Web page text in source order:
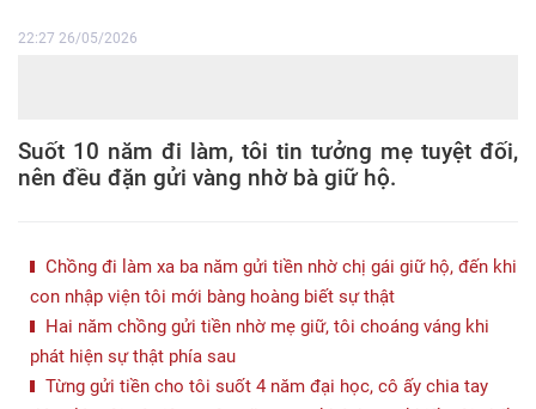
22:27 26/05/2026
Suốt 10 năm đi làm, tôi tin tưởng mẹ tuyệt đối,
nên đều đặn gửi vàng nhờ bà giữ hộ.
Chồng đi làm xa ba năm gửi tiền nhờ chị gái giữ hộ, đến khi
con nhập viện tôi mới bàng hoàng biết sự thật
Hai năm chồng gửi tiền nhờ mẹ giữ, tôi choáng váng khi
phát hiện sự thật phía sau
Từng gửi tiền cho tôi suốt 4 năm đại học, cô ấy chia tay